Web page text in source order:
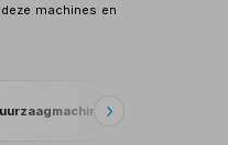
machines en